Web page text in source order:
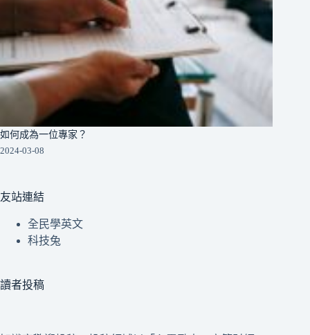
如何成為一位專家？
2024-03-08
友站連結
全民學英文
科技兔
讀者投稿